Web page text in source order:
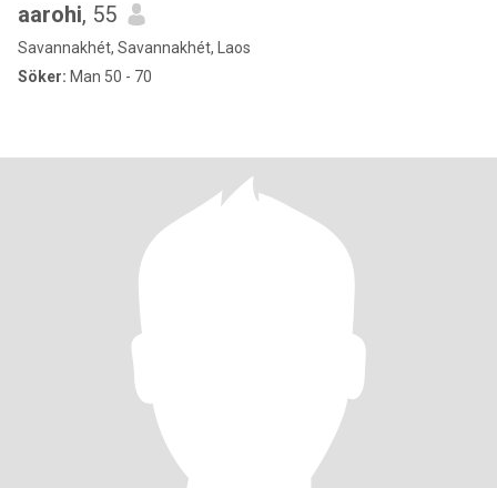
aarohi, 55
Savannakhét, Savannakhét, Laos
Söker: Man 50 - 70